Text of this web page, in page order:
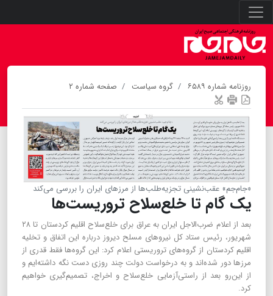
روزنامه شماره ۶۵۸۹ گروه سیاست صفحه شماره ۲
«جام‌جم» عقب‌نشینی تجزیه‌طلب‌ها از مرزهای ایران را بررسی می‌کند
یک گام تا خلع‌سلاح تروریست‌ها
بعد از اعلام ضرب‌الاجل ایران به عراق برای خلع‌سلاح اقلیم کردستان تا ۲۸
شهریور، رئیس ستاد کل نیروهای مسلح دیروز درباره این اتفاق و تخلیه‌
اقلیم کردستان از گروه‌های تروریستی اعلام کرد: این گروه‌ها فقط قدری از
مرزها دور شده‌اند و به در‌خواست دولت چند روزی دست نگه داشته‌ایم و
از این‌رو بعد از راستی‌آزمایی خلع‌سلاح و اخراج، تصمیم‌گیری خواهیم
کرد.